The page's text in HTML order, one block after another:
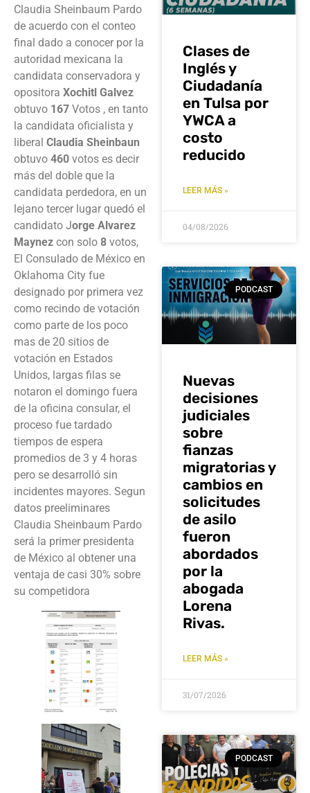
Claudia Sheinbaum Pardo
de acuerdo con el conteo
final dado a conocer por la
autoridad mexicana la
candidata conservadora y
opositora Xochitl Galvez
obtuvo 167 Votos , en tanto
la candidata oficialista y
liberal Claudia Sheinbaun
obtuvo 460 votos es decir
más del doble que la
candidata perdedora, en un
lejano tercer lugar quedó el
candidato Jorge Alvarez
Maynez con solo 8 votos,
El Consulado de México en
Oklahoma City fue
designado por primera vez
como recindo de votación
como parte de los poco
mas de 20 sitios de
votación en Estados
Unidos, largas filas se
notaron el domingo fuera
de la oficina consular, el
proceso fue tardado
tiempos de espera
promedios de 3 y 4 horas
pero se desarrolló sin
incidentes mayores. Segun
datos preeliminares
Claudia Sheinbaum Pardo
será la primer presidenta
de México al obtener una
ventaja de casi 30% sobre
su competidora
Clases de
Inglés y
Ciudadanía
en Tulsa por
YWCA a
costo
reducido
LEER MÁS »
04/08/2026
PODCAST
Nuevas
decisiones
judiciales
sobre
fianzas
migratorias y
cambios en
solicitudes
de asilo
fueron
abordados
por la
abogada
Lorena
Rivas.
LEER MÁS »
31/07/2026
PODCAST